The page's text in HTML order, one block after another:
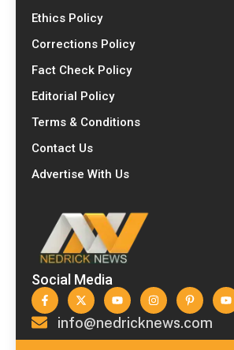
Ethics Policy
Corrections Policy
Fact Check Policy
Editorial Policy
Terms & Conditions
Contact Us
Advertise With Us
Social Media
info@nedricknews.com